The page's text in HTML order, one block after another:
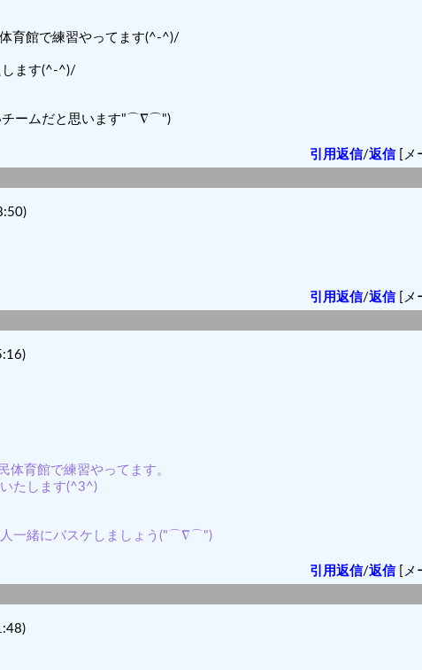
育館で練習やってます(^-^)/
します(^-^)/
チームだと思います"⌒∇⌒")
引用返信/返信[メ
引用返信/返信[メ
育館で練習やってます。
たします(^3^)
人一緒にバスケしましょう("⌒∇⌒")
引用返信/返信[メ